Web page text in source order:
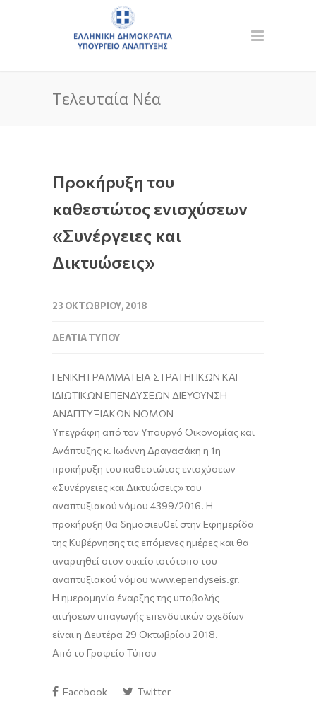
Τελευταία Νέα
Προκήρυξη του
καθεστώτος ενισχύσεων
«Συνέργειες και
Δικτυώσεις»
23 ΟΚΤΩΒΡΊΟΥ, 2018
ΔΕΛΤΊΑ ΤΎΠΟΥ
ΓΕΝΙΚΗ ΓΡΑΜΜΑΤΕΙΑ ΣΤΡΑΤΗΓΙΚΩΝ ΚΑΙ
ΙΔΙΩΤΙΚΩΝ ΕΠΕΝΔΥΣΕΩΝ ΔΙΕΥΘΥΝΣΗ
ΑΝΑΠΤΥΞΙΑΚΩΝ ΝΟΜΩΝ
Υπεγράφη από τον Υπουργό Οικονομίας και
Ανάπτυξης κ. Ιωάννη Δραγασάκη η 1η
προκήρυξη του καθεστώτος ενισχύσεων
«Συνέργειες και Δικτυώσεις» του
αναπτυξιακού νόμου 4399/2016. Η
προκήρυξη θα δημοσιευθεί στην Εφημερίδα
της Κυβέρνησης τις επόμενες ημέρες και θα
αναρτηθεί στον οικείο ιστότοπο του
αναπτυξιακού νόμου www.ependyseis.gr.
Η ημερομηνία έναρξης της υποβολής
αιτήσεων υπαγωγής επενδυτικών σχεδίων
είναι η Δευτέρα 29 Οκτωβρίου 2018.
Από το Γραφείο Τύπου
Facebook Twitter